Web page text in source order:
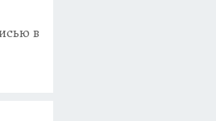
в